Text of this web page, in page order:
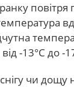
повітря
-13°C до -
чи дощу